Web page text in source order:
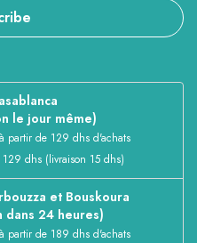
le jour même)
partir de 129 dhs d'achats
dhs (livraison 15 dhs)
et Bouskoura
dans 24 heures)
partir de 189 dhs d'achats